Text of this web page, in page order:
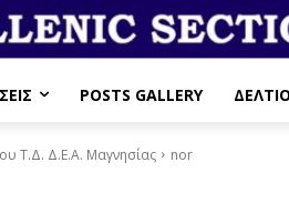
POSTS GALLERY
Τ.Δ. Δ.Ε.Α. Μαγνησίας nor